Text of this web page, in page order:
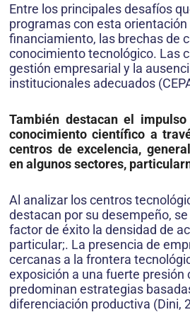
Entre los principales desafíos
programas con esta
financiamiento, las brechas de
conocimiento tecnológico. Las
gestión empresarial y la
institucionales adecuados
También destacan el
conocimiento científico a
centros de excelencia,
en algunos sectores,
Al analizar los centros
destacan por su desempeño,
factor de éxito la densidad de
particular;. La presencia de
cercanas a la frontera
exposición a una fuerte presión
predominan estrategias
diferenciación productiva (Dini,